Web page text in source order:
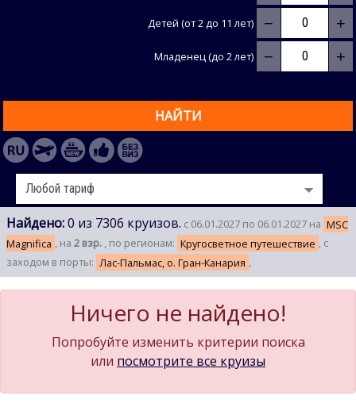
Детей (от 2 до 11 лет) − +
Младенец (до 2 лет) − +
НАЙТИ
Найдено:0 из 7306 круизов. с 06.01.2027 по 06.01.2027 на MSC
Magnifica , на 2 взр. , по регионам: Кругосветное путешествие , с
заходом в порты: Лас-Пальмас, о. Гран-Канария ,
Ничего не найдено!
Попробуйте изменить критерии поиска
или посмотрите все круизы